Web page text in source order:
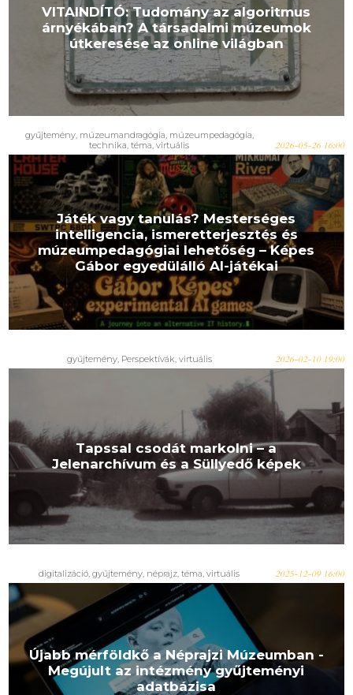
VITAINDÍTÓ: Tudomány az algoritmus
árnyékában? A társadalmi múzeumok
útkeresése az online világban
gyűjtemény, múzeumandragógia múzeumpedagógia
technika téma virtuális 2026-05-26 16:00
Játék vagy tanulás? Mesterséges
intelligencia, ismeretterjesztés és
múzeumpedagógiai lehetőség – Képes
Gábor egyedülálló AI-játékai
gyűjtemény, Perspektívák, virtuális 2026-02-10 19:00
Tapssal csodát markolni – a
Jelenarchívum és a Süllyedő képek
digitalizáció, gyűjtemény, néprajz, téma, virtuális 2025-12-09 16:00
Újabb mérföldkő a Néprajzi Múzeumban -
Megújult az intézmény gyűjteményi
adatbázisa